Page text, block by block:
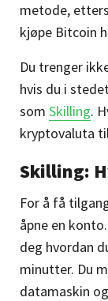
metode,
kjøpe Bitcoin
Du trenger
hvis du i
som Skilling.
kryptovaluta
Skilling:
For å få
åpne en
deg hvordan
minutter. Du
datamaskin